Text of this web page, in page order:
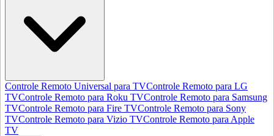
Controle Remoto Universal para TVControle Remoto para LG
TVControle Remoto para Roku TVControle Remoto para Samsung
TVControle Remoto para Fire TVControle Remoto para Sony
TVControle Remoto para Vizio TVControle Remoto para Apple
TV